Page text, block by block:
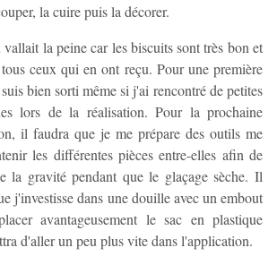
la cuire puis la décorer.
la peine car les biscuits sont très bon et
ceux qui en ont reçu. Pour une première
bien sorti même si j'ai rencontré de petites
lors de la réalisation. Pour la prochaine
il faudra que je me prépare des outils me
les différentes pièces entre-elles afin de
la gravité pendant que le glaçage sèche. Il
j'investisse dans une douille avec un embout
avantageusement le sac en plastique
d'aller un peu plus vite dans l'application.